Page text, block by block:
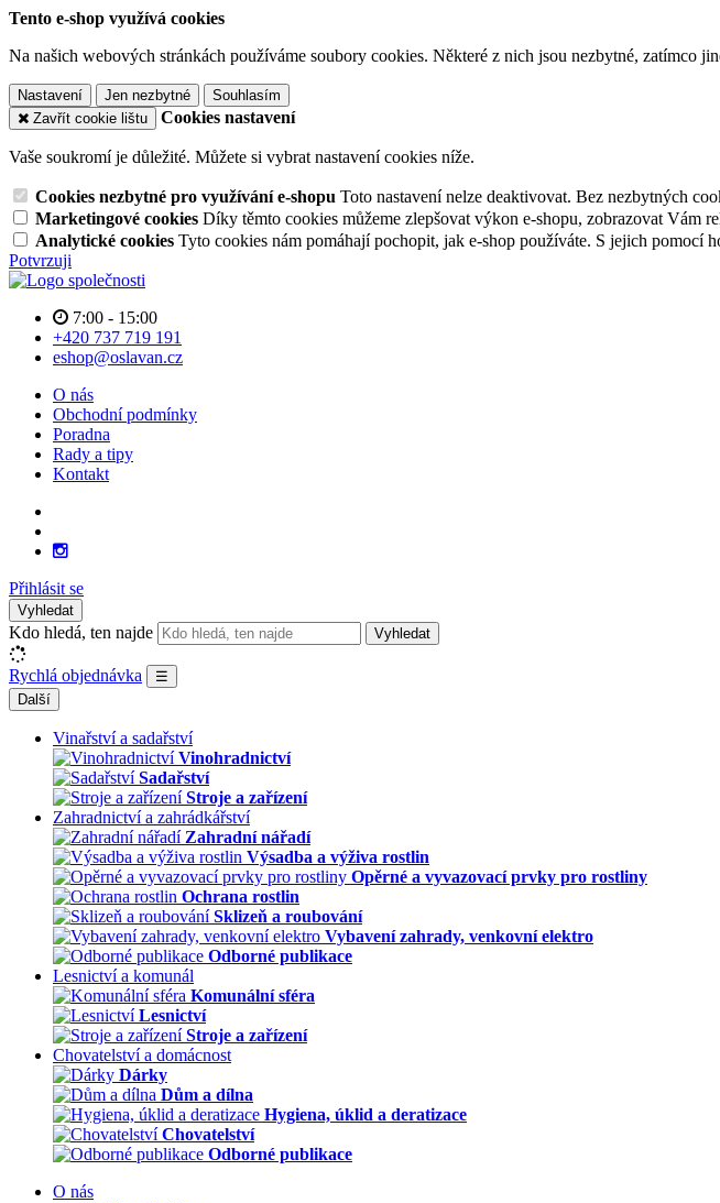
Tento e-shop využívá cookies
Na našich webových stránkách používáme soubory cookies. Některé z nich jsou nezbytné, zatímco
Nastavení Jen nezbytné
Souhlasím
Zavřít cookie lištu
Cookies nastavení
Vaše soukromí je důležité. Můžete si vybrat nastavení cookies níže.
Cookies nezbytné pro využívání e-shopu Toto nastavení nelze deaktivovat. Bez nezbytných
Marketingové cookies Díky těmto cookies můžeme zlepšovat výkon e-shopu, zobrazovat Vám
Analytické cookies Tyto cookies nám pomáhají pochopit, jak e-shop používáte. S jejich pomocí
Potvrzuji
7:00 - 15:00
+420 737 719 191
eshop@oslavan.cz
O nás
Obchodní podmínky
Poradna
Rady a tipy
Kontakt
Přihlásit se
Vyhledat
Kdo hledá, ten najde Vyhledat
Rychlá objednávka
☰
Další
Vinařství a sadařství
Vinohradnictví
Sadařství
Stroje a zařízení
Zahradnictví a zahrádkářství
Zahradní nářadí
Výsadba a výživa rostlin
Opěrné a vyvazovací prvky pro rostliny
Ochrana rostlin
Sklizeň a roubování
Vybavení zahrady, venkovní elektro
Odborné publikace
Lesnictví a komunál
Komunální sféra
Lesnictví
Stroje a zařízení
Chovatelství a domácnost
Dárky
Dům a dílna
Hygiena, úklid a deratizace
Chovatelství
Odborné publikace
O nás